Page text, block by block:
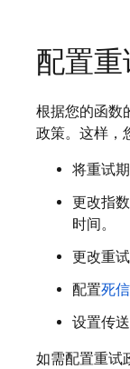
配置
根据您的函数
政策。这样，
将重试
更改指
时间。
更改重
配置死
设置传
如需配置重试